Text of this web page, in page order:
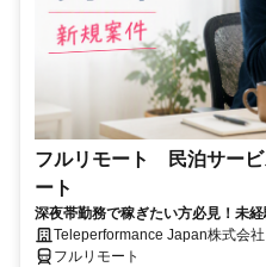
フルリモート 民泊サー
ート
深夜帯勤務で稼ぎたい方必見！未
Teleperformance Japan株式会社
フルリモート